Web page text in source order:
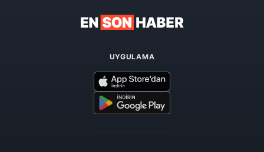
UYGULAMA